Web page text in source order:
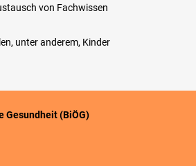
von Fachwissen
unter anderem, Kinder
Gesundheit (BiÖG)